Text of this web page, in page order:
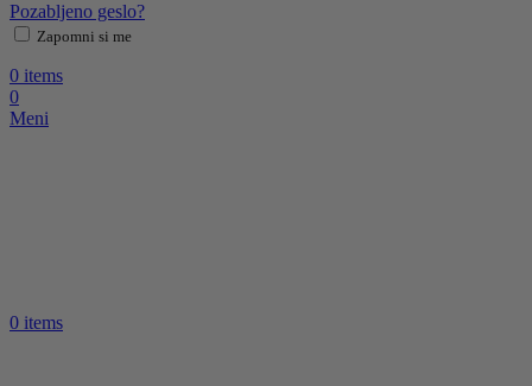
Pozabljeno geslo?
Zapomni si me
0 items
0
Meni
0 items